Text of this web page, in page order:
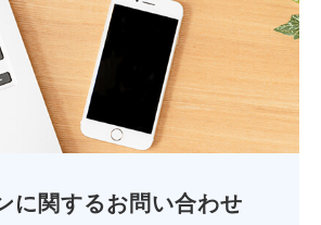
に関するお問い合わせ